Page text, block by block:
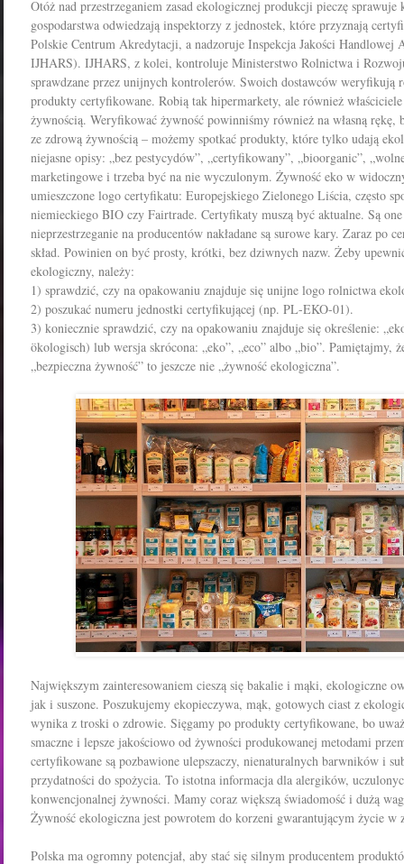
Otóż nad przestrzeganiem zasad ekologicznej produkcji pieczę
gospodarstwa odwiedzają inspektorzy z jednostek, które przyznają
Polskie Centrum Akredytacji, a nadzoruje Inspekcja Jakości Handlowej
IJHARS). IJHARS, z kolei, kontroluje Ministerstwo Rolnictwa i
sprawdzane przez unijnych kontrolerów. Swoich dostawców weryfikują
produkty certyfikowane. Robią tak hipermarkety, ale również
żywnością. Weryfikować żywność powinniśmy również na własną rękę,
ze zdrową żywnością – możemy spotkać produkty, które tylko udają
niejasne opisy: „bez pestycydów”, „certyfikowany”, „bioorganic”,
marketingowe i trzeba być na nie wyczulonym. Żywność eko w
umieszczone logo certyfikatu: Europejskiego Zielonego Liścia, często
niemieckiego BIO czy Fairtrade. Certyfikaty muszą być aktualne. Są
nieprzestrzeganie na producentów nakładane są surowe kary. Zaraz po
skład. Powinien on być prosty, krótki, bez dziwnych nazw. Żeby
ekologiczny, należy:
1) sprawdzić, czy na opakowaniu znajduje się unijne logo rolnictwa
2) poszukać numeru jednostki certyfikującej (np. PL-EKO-01).
3) koniecznie sprawdzić, czy na opakowaniu znajduje się określenie:
ökologisch) lub wersja skrócona: „eko”, „eco” albo „bio”. Pamiętajmy,
„bezpieczna żywność” to jeszcze nie „żywność ekologiczna”.
Największym zainteresowaniem cieszą się bakalie i mąki, ekologiczne
jak i suszone. Poszukujemy ekopieczywa, mąk, gotowych ciast z
wynika z troski o zdrowie. Sięgamy po produkty certyfikowane, bo
smaczne i lepsze jakościowo od żywności produkowanej metodami
certyfikowane są pozbawione ulepszaczy, nienaturalnych barwników i
przydatności do spożycia. To istotna informacja dla alergików,
konwencjonalnej żywności. Mamy coraz większą świadomość i dużą
Żywność ekologiczna jest powrotem do korzeni gwarantującym życie w
Polska ma ogromny potencjał, aby stać się silnym producentem